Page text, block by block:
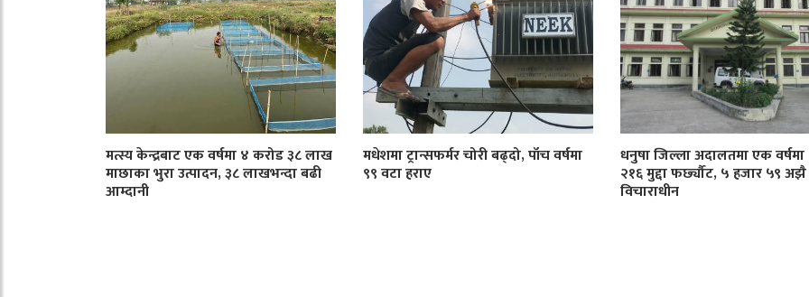
मत्स्य केन्द्रबाट एक वर्षमा ४ करोड ३८ लाख
माछाका भुरा उत्पादन, ३८ लाखभन्दा बढी
आम्दानी
मधेशमा ट्रान्सफर्मर चोरी बढ्दो, पाँच वर्षमा
९९ वटा हराए
धनुषा जिल्ला अदालतमा एक
२१६ मुद्दा फर्छ्यौट, ५ हजार ५९ अझै
विचाराधीन